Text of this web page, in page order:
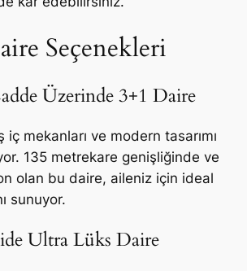
Seçenekleri
Üzerinde 3+1 Daire
iç mekanları ve modern tasarımı
135 metrekare genişliğinde ve
olan bu daire, aileniz için ideal
sunuyor.
Ultra Lüks Daire